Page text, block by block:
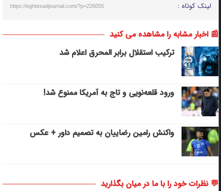
لینک کوتاه : https://eghtesadjournal.com/?p=226055
📰 اخبار مشابه را مشاهده می کنید
ترکیب استقلال برابر المحرق اعلام شد
ورود قلعه‌نویی و تاج به آمریکا ممنوع شد!
واکنش رامین رضاییان به تصمیم داور + عکس
💬 نظرات خود را با ما در میان بگذارید